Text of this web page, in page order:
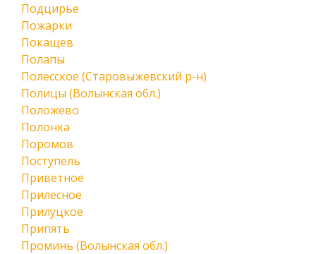
Подцирье
Пожарки
Покащев
Полапы
Полесское (Старовыжевский р-н)
Полицы (Волынская обл.)
Положево
Полонка
Поромов
Поступель
Приветное
Прилесное
Прилуцкое
Припять
Проминь (Волынская обл.)